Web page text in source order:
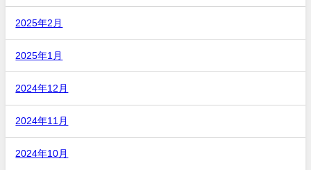
2025年2月
2025年1月
2024年12月
2024年11月
2024年10月